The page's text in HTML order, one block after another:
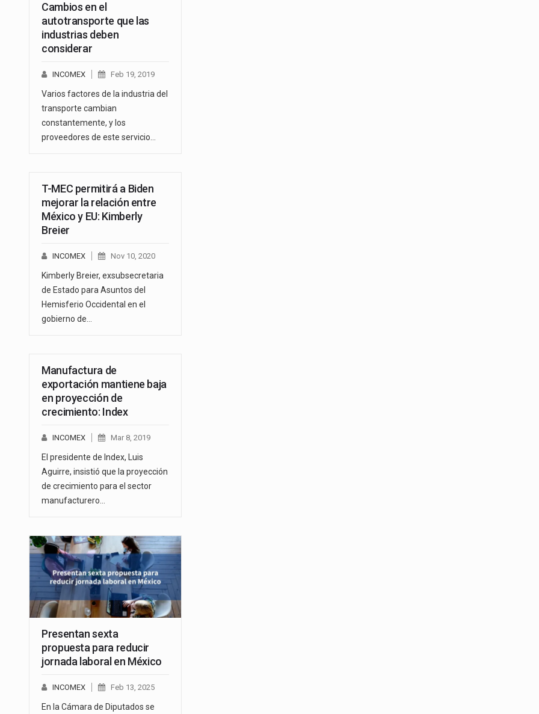
Cambios en el
autotransporte que las
industrias deben
considerar
INCOMEX Feb 19, 2019
Varios factores de la industria del
transporte cambian
constantemente, y los
proveedores de este servicio…
T-MEC permitirá a Biden
mejorar la relación entre
México y EU: Kimberly
Breier
INCOMEX Nov 10, 2020
Kimberly Breier, exsubsecretaria
de Estado para Asuntos del
Hemisferio Occidental en el
gobierno de…
Manufactura de
exportación mantiene baja
en proyección de
crecimiento: Index
INCOMEX Mar 8, 2019
El presidente de Index, Luis
Aguirre, insistió que la proyección
de crecimiento para el sector
manufacturero…
Presentan sexta
propuesta para reducir
jornada laboral en México
INCOMEX Feb 13, 2025
En la Cámara de Diputados se